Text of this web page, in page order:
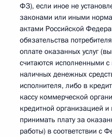
ФЗ), если иное не
законами или иными
актами Российской
обязательства
оплате оказанных услуг
считаются исполненными
наличных денежных
исполнителя, либо в
кассу коммерческой
кредитной организацией
принимать плату за
работы) в соответствии с